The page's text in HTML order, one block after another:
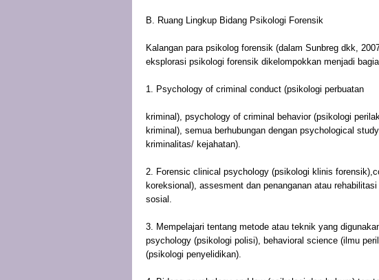
B. Ruang Lingkup Bidang Psikologi Forensik
Kalangan para psikolog forensik (dalam Sunbreg dkk,
eksplorasi psikologi forensik dikelompokkan menjadi
1. Psychology of criminal conduct (psikologi perbuatan
kriminal), psychology of criminal behavior (psikologi
kriminal), semua berhubungan dengan psychological
kriminalitas/ kejahatan).
2. Forensic clinical psychology (psikologi klinis
koreksional), assesment dan penanganan atau
sosial.
3. Mempelajari tentang metode atau teknik yang
psychology (psikologi polisi), behavioral science (ilmu
(psikologi penyelidikan).